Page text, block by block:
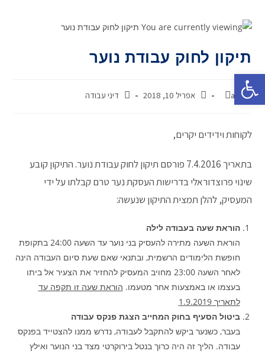
תיקון לחוק עבודת נוער
admin אפריל 10, 2018 דיני עבודה
לקוחות וידידים יקרים,
בתאריך 7.4.2016 פורסם תיקון לחוק עבודת נוער. התיקון קובע
שינוי פרוצדוראלי בדרישות העסקת נער טרם קבלתו על ידי
המעסיק, להלן תמצית התיקון שנעשה:
הוראת שעה בעבודה לילה
הוראת השעה מתירה להעסיק בני נוער עד השעה 24:00 בתקופת
חופשת הלימודים הרשמית, ובתנאי שאם שעת סיום העבודה הינה
לאחר השעה 23:00 מחויב המעסיק להחזיר את הצעיר אל ביתו
בעצמו או באמצעות אחר מטעמו. הוראת שעה זו תקפה עד
לתאריך 1.9.2019
ביטול הסעיף בחוק המחייב הצגת פנקס עבודה
בעבר, כשנער ביקש להתקבל לעבודה, נדרש ממנו להצטייד בפנקס
עבודה. הליך זה היה כרוך בנטל בירוקרטי מצד בני הנוער ואילץ
פתח סרגל נגישות